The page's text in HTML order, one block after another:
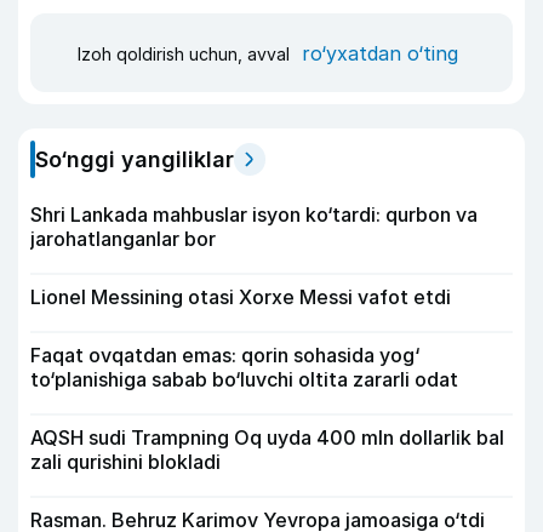
Izoh qoldirish uchun, avval ro‘yxatdan o‘ting
So‘nggi yangiliklar
Shri Lankada mahbuslar isyon ko‘tardi: qurbon va
jarohatlanganlar bor
Lionel Messining otasi Xorxe Messi vafot etdi
Faqat ovqatdan emas: qorin sohasida yog‘
to‘planishiga sabab bo‘luvchi oltita zararli odat
AQSH sudi Trampning Oq uyda 400 mln dollarlik bal
zali qurishini blokladi
Rasman. Behruz Karimov Yevropa jamoasiga o‘tdi